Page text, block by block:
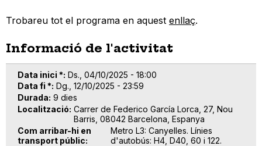
Trobareu tot el programa en aquest enllaç.
Informació de l'activitat
Data inici * Ds., 04/10/2025 - 18:00
Data fi *
Dg., 12/10/2025 - 23:59
Durada 9 dies
Localització Carrer de Federico García Lorca, 27, Nou
Barris, 08042 Barcelona, Espanya
Com arribar-hi en
transport públic
Metro L3: Canyelles. Línies
d'autobús: H4, D40, 60 i 122.